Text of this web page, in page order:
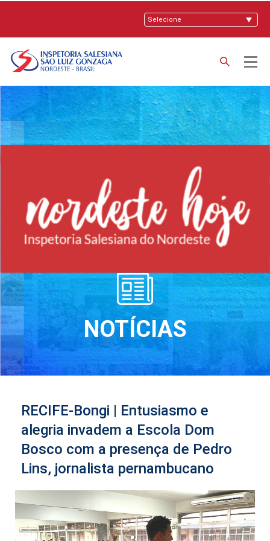
NOTÍCIAS
RECIFE-Bongi | Entusiasmo e
alegria invadem a Escola Dom
Bosco com a presença de Pedro
Lins, jornalista pernambucano